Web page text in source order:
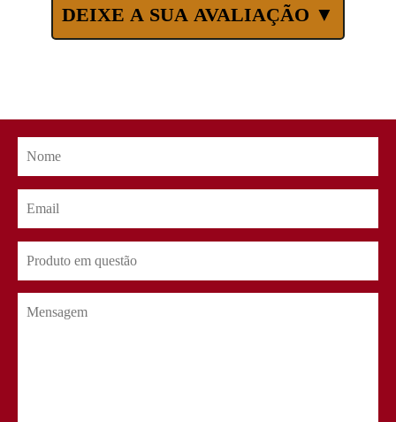
DEIXE A SUA AVALIAÇÃO ▼